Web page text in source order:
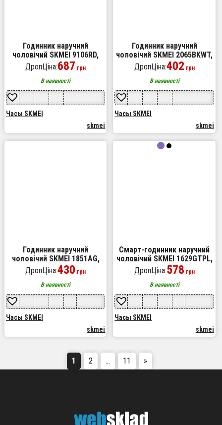
Годинник наручний
чоловічий SKMEI 9106RD,
оригінальний чоловічий
годинник, модний
чоловічий годинник круглий
ДропЦіна:687 грн
В наявності
Часы SKMEI
skmei
Годинник наручний
чоловічий SKMEI 2065BKWT,
водонепроникний чоловічий
годинник, чоловічий
спортивний
ДропЦіна:402 грн
В наявності
Часы SKMEI
skmei
Годинник наручний
чоловічий SKMEI 1851AG,
годинник наручний
електронний тактичний,
протиударний годинник
ДропЦіна:430 грн
В наявності
Часы SKMEI
skmei
Смарт-годинник наручний
чоловічий SKMEI 1629GTPL,
Годинник наручний
електронний тактичний,
Протиударний годинник
ДропЦіна:578 грн
В наявності
Часы SKMEI
skmei
1 2 … 11 »